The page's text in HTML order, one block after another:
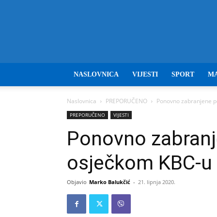
NASLOVNICA VIJESTI SPORT
Naslovnica PREPORUČENO Ponovno zabranjene
PREPORUČENO VIJESTI
Ponovno
osječkom KBC-u
Objavio Marko Balukčić - 21. lipnja 2020.